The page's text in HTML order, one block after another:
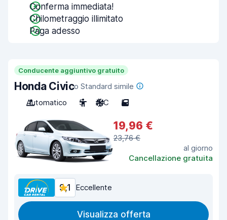
Conferma immediata!
Chilometraggio illimitato
Paga adesso
Conducente aggiuntivo gratuito
Honda Civico Standard simile
Automatico
5 A/C 5
19,96 €
23,76 €
al giorno
Cancellazione gratuita
9,1 Eccellente
Visualizza offerta